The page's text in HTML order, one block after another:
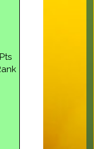
Pts